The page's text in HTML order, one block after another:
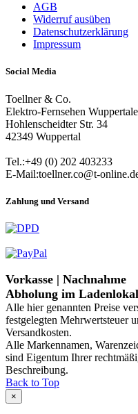
AGB
Widerruf ausüben
Datenschutzerklärung
Impressum
Social Media
Toellner & Co.
Elektro-Fernsehen
Hohlenscheidter Str. 34
42349 Wuppertal
Tel.:+49 (0) 202 403233
E-Mail:toellner.co@t-
Zahlung und Versand
Vorkasse | Nachnahme
Abholung im Ladenlokal
Alle hier genannten Preise
festgelegten Mehrwertsteuer
Versandkosten.
Alle Markennamen,
sind Eigentum Ihrer
Beschreibung.
Back to Top
×